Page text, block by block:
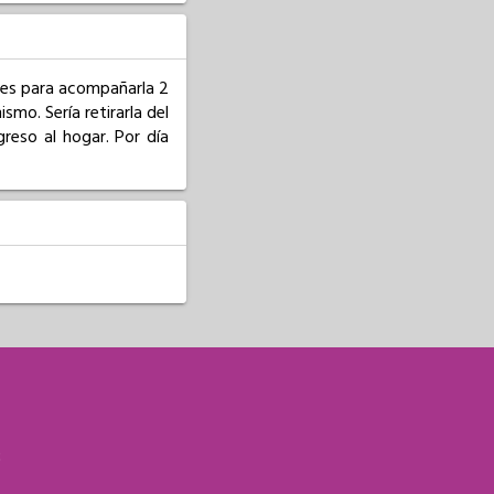
para acompañarla 2
Sería retirarla del
al hogar. Por día